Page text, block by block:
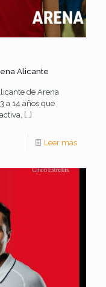
Alicante
de Arena
a 14 años que
[…]
Leer más